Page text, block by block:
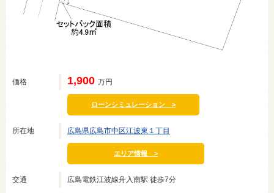
価格 1,900 万円
ローンシミュレーション >
所在地 広島県広島市中区江波東１丁目
エリア情報 >
交通 広島電鉄江波線舟入南駅 徒歩7分